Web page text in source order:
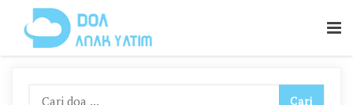
Content